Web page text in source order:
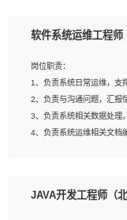
1、3年以上运营或解决方案
征，可独立提出完整的优
WORD、EXCEL等办公软
3、深入理解公司各项AI产
PPT、方案建议书等，面
软件系统运维工程师
岗位职责：
1、负责系统日常运维，支
2、负责与沟通问题，汇报
3、负责系统相关数据处理。
4、负责系统运维相关文档
岗位要求：
JAVA开发工程师（